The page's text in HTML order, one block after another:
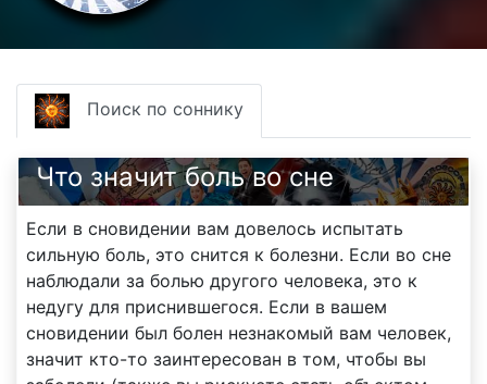
Поиск по соннику
Что значит боль во сне
Если в сновидении вам довелось испытать
сильную боль, это снится к болезни. Если во сне
наблюдали за болью другого человека, это к
недугу для приснившегося. Если в вашем
сновидении был болен незнакомый вам человек,
значит кто-то заинтересован в том, чтобы вы